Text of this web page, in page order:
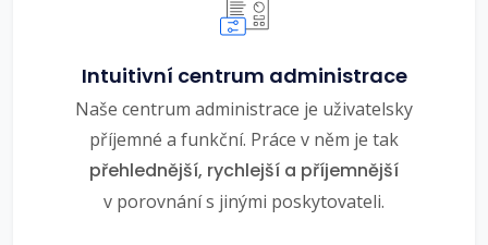
Intuitivní centrum administrace
Naše centrum administrace je uživatelsky
příjemné a funkční. Práce v něm je tak
přehlednější, rychlejší a příjemnější
v porovnání s jinými poskytovateli.